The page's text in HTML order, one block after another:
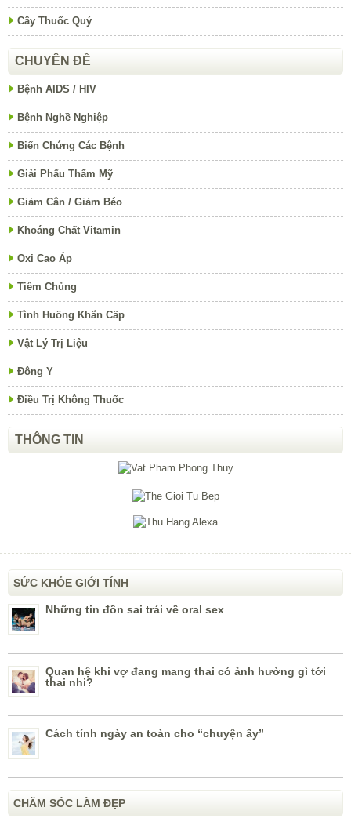
Cây Thuốc Quý
CHUYÊN ĐỀ
Bệnh AIDS / HIV
Bệnh Nghề Nghiệp
Biến Chứng Các Bệnh
Giải Phẩu Thẩm Mỹ
Giảm Cân / Giảm Béo
Khoáng Chất Vitamin
Oxi Cao Áp
Tiêm Chủng
Tình Huống Khẩn Cấp
Vật Lý Trị Liệu
Đông Y
Điều Trị Không Thuốc
THÔNG TIN
SỨC KHỎE GIỚI TÍNH
Những tin đồn sai trái về oral sex
Quan hệ khi vợ đang mang thai có ảnh hưởng gì tới
thai nhi?
Cách tính ngày an toàn cho “chuyện ấy”
CHĂM SÓC LÀM ĐẸP